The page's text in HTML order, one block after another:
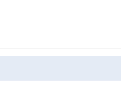
断士、住宅ローンアドバイザー、DCプラン
名以上の有資格者を執筆者・監修者として迎